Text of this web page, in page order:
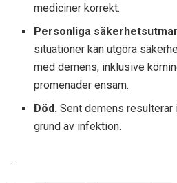
mediciner korrekt.
Personliga
situationer kan utgöra
med demens, inklusive
promenader ensam.
Död. Sent demens resulterar
grund av infektion.
.